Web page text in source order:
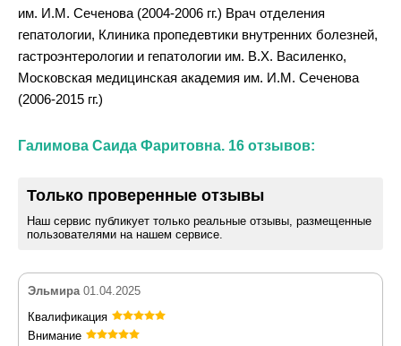
им. И.М. Сеченова (2004-2006 гг.) Врач отделения
гепатологии, Клиника пропедевтики внутренних болезней,
гастроэнтерологии и гепатологии им. В.Х. Василенко,
Московская медицинская академия им. И.М. Сеченова
(2006-2015 гг.)
Галимова Саида Фаритовна. 16 отзывов:
Только проверенные отзывы
Наш сервис публикует только реальные отзывы, размещенные
пользователями на нашем сервисе.
Эльмира 01.04.2025
Квалификация
Внимание